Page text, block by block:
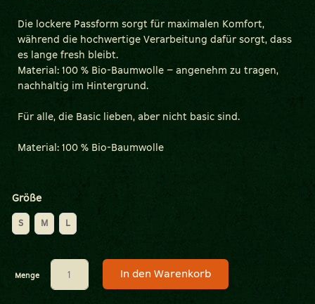
Die lockere Passform sorgt für maximalen Komfort,
während die hochwertige Verarbeitung dafür sorgt, dass
es lange fresh bleibt.
Material: 100 % Bio-Baumwolle – angenehm zu tragen,
nachhaltig im Hintergrund.
Für alle, die Basic lieben, aber nicht basic sind.
Material: 100 % Bio-Baumwolle
Größe
S M L
Menge In den Warenkorb